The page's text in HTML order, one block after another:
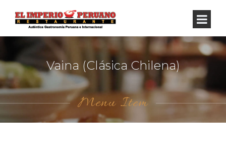
Vaina (Clásica Chilena)
Menu Item